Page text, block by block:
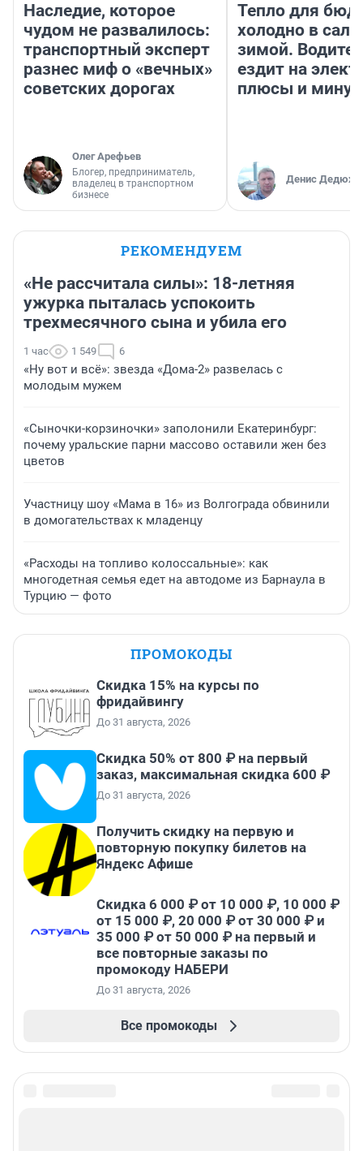
Наследие, которое
чудом не развалилось:
транспортный эксперт
разнес миф о «вечных»
советских дорогах
Олег Арефьев
Блогер, предприниматель,
владелец в транспортном
бизнесе
Тепло для
холодно в
зимой.
ездит на
плюсы и
Денис
РЕКОМЕНДУЕМ
«Не рассчитала силы»: 18-летняя
ужурка пыталась успокоить
трехмесячного сына и убила его
1 час 1 549 6
«Ну вот и всё»: звезда «Дома-2» развелась с
молодым мужем
«Сыночки-корзиночки» заполонили Екатеринбург:
почему уральские парни массово оставили жен без
цветов
Участницу шоу «Мама в 16» из Волгограда обвинили
в домогательствах к младенцу
«Расходы на топливо колоссальные»: как
многодетная семья едет на автодоме из Барнаула в
Турцию — фото
ПРОМОКОДЫ
Скидка 15% на курсы по
фридайвингу
До 31 августа, 2026
Скидка 50% от 800 ₽ на первый
заказ, максимальная скидка 600 ₽
До 31 августа, 2026
Получить скидку на первую и
повторную покупку билетов на
Яндекс Афише
Скидка 6 000 ₽ от 10 000 ₽, 10 000 ₽
от 15 000 ₽, 20 000 ₽ от 30 000 ₽ и
35 000 ₽ от 50 000 ₽ на первый и
все повторные заказы по
промокоду НАБЕРИ
До 31 августа, 2026
Все промокоды